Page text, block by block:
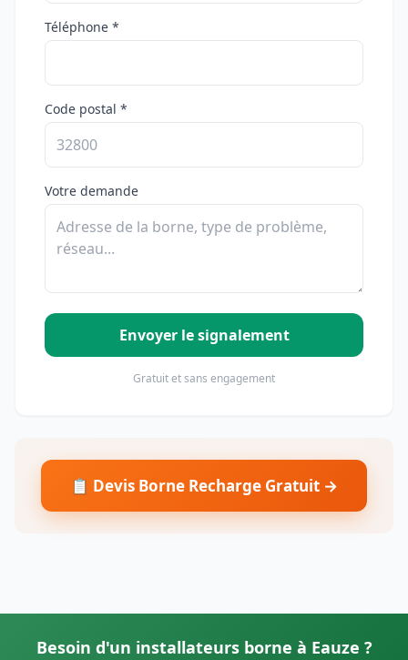
Téléphone *
Code postal *
Votre demande
Envoyer le signalement
Gratuit et sans engagement
📋 Devis Borne Recharge Gratuit →
Besoin d'un installateurs borne à Eauze ?